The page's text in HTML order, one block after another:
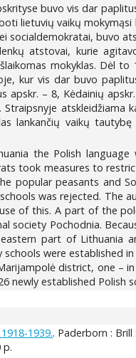
buvo vis dar
lietuvių vaikų
socialdemokratai, buvo
atstovai, kurie
mokyklas. Dėl
kur vis dar buvo
– 8, Kėdainių
lankančių vaikų
the Polish language
took measures to
popular peasants and
was rejected. The
of this. A part of the
society Pochodnia.
part of Lithuania
were established
district, one –
newly established Polish
1939.. Paderborn : Brill
p.